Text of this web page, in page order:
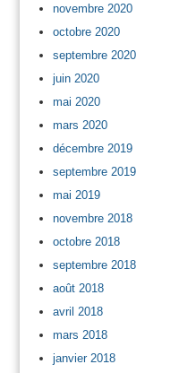
novembre 2020
octobre 2020
septembre 2020
juin 2020
mai 2020
mars 2020
décembre 2019
septembre 2019
mai 2019
novembre 2018
octobre 2018
septembre 2018
août 2018
avril 2018
mars 2018
janvier 2018